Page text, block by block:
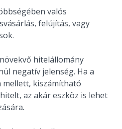
valós
felújítás, vagy
hitelállomány
negatív jelenség. Ha a
mellett, kiszámítható
az akár eszköz is lehet